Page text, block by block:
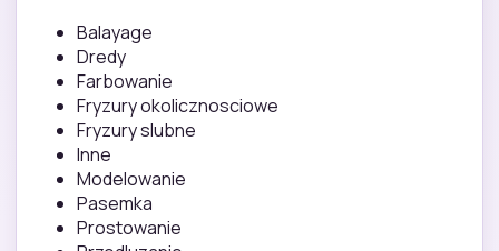
Balayage
Dredy
Farbowanie
Fryzury okolicznosciowe
Fryzury slubne
Inne
Modelowanie
Pasemka
Prostowanie